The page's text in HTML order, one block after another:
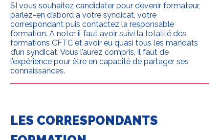
SI vous souhaitez candidater pour devenir formateur,
parlez-en d’abord à votre syndicat, votre
correspondant puis contactez la responsable
formation. A noter il faut avoir suivi la totalité des
formations CFTC et avoir eu quasi tous les mandats
d’un syndicat. Vous l’aurez compris, il faut de
l’expérience pour être en capacité de partager ses
connaissances.
LES CORRESPONDANTS